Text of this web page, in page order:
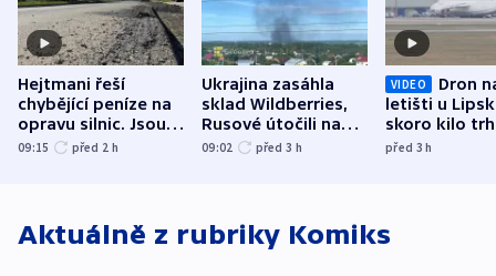
Hejtmani řeší
chybějící peníze na
opravu silnic. Jsou
nenárokové, namítá
09:15 před 2 h
Ukrajina zasáhla
sklad Wildberries,
Rusové útočili na
trh, hasiče či
09:02 před 3 h
VIDEO
Dron
letišti u
skoro kilo
indicie
před 3h
Aktuálně z rubriky Komiks